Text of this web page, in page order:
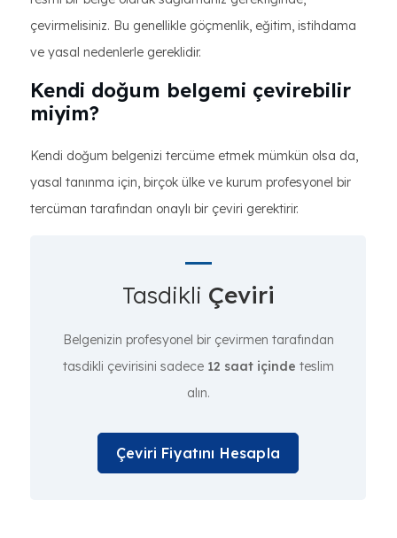
çevirmelisiniz. Bu genellikle göçmenlik, eğitim, istihdama
ve yasal nedenlerle gereklidir.
Kendi doğum belgemi çevirebilir
miyim?
Kendi doğum belgenizi tercüme etmek mümkün olsa da,
yasal tanınma için, birçok ülke ve kurum profesyonel bir
tercüman tarafından onaylı bir çeviri gerektirir.
Tasdikli Çeviri
Belgenizin profesyonel bir çevirmen tarafından
tasdikli çevirisini sadece 12 saat içinde teslim
alın.
Çeviri Fiyatını Hesapla